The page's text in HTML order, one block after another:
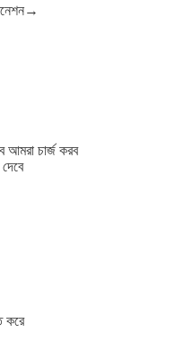
আমরা চার্জ করব
করে